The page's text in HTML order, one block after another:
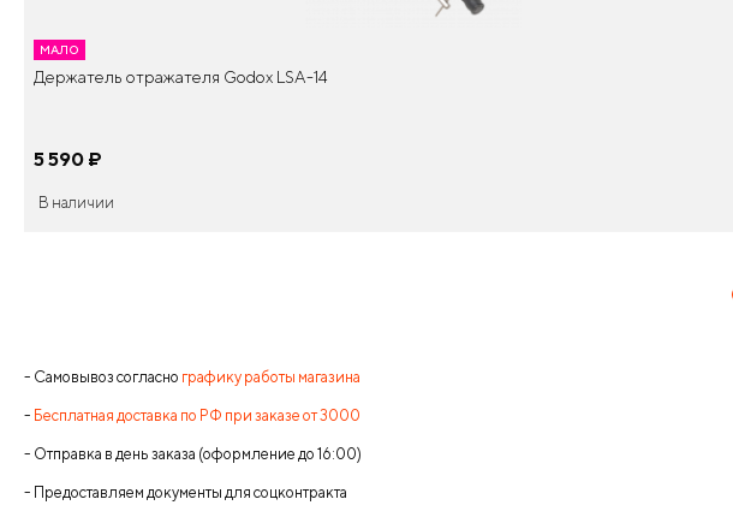
МАЛО
Держатель отражателя Godox LSA-14
5 590 ¤
В наличии
- Самовывоз согласно графику работы магазина
- Бесплатная доставка по РФ при заказе от 3000
- Отправка в день заказа (оформление до 16:00)
- Предоставляем документы для соцконтракта